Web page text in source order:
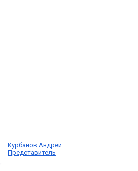
Курбанов Андрей
Представитель